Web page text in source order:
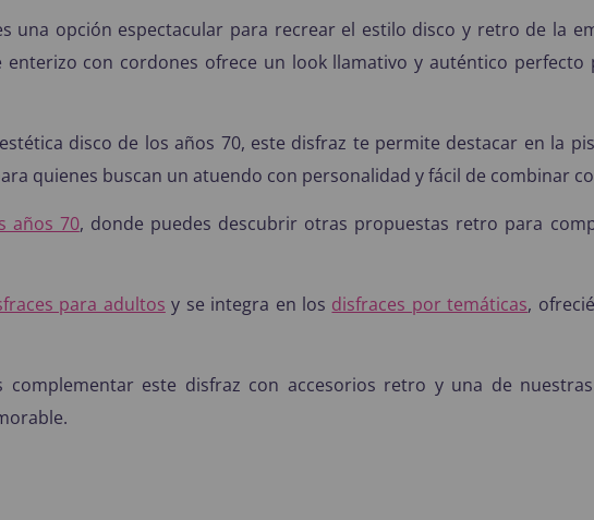
una opción espectacular para recrear el estilo disco y retro de la
con cordones ofrece un look llamativo y auténtico perfecto
disco de los años 70, este disfraz te permite destacar en la
quienes buscan un atuendo con personalidad y fácil de combinar
años 70, donde puedes descubrir otras propuestas retro para
para adultos y se integra en los disfraces por temáticas,
este disfraz con accesorios retro y una de nuestras